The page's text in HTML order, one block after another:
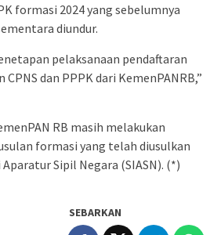
formasi 2024 yang sebelumnya
diundur.
pelaksanaan pendaftaran
dan PPPK dari KemenPANRB,”
RB masih melakukan
formasi yang telah diusulkan
Sipil Negara (SIASN). (*)
SEBARKAN